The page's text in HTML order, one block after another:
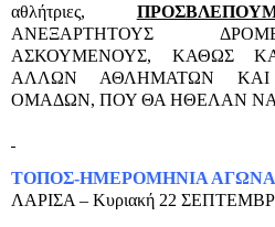
αθλήτριες,
ΑΝΕΞΑΡΤΗΤΟΥΣ
ΑΣΚΟΥΜΕΝΟΥΣ, ΚΑΘΩΣ
ΑΛΛΩΝ ΑΘΛΗΜΑΤΩΝ
ΟΜΑΔΩΝ, ΠΟΥ ΘΑ ΗΘΕΛΑΝ
ΤΟΠΟΣ-ΗMΕΡΟΜΗΝΙΑ ΑΓΩΝΑ
ΛΑΡΙΣΑ – Κυριακή 22